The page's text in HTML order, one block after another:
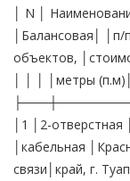
│ N │
│Балансовая│
объектов,
│ │ │ │метры
│1 │2-
│кабельная
связи│край, г.